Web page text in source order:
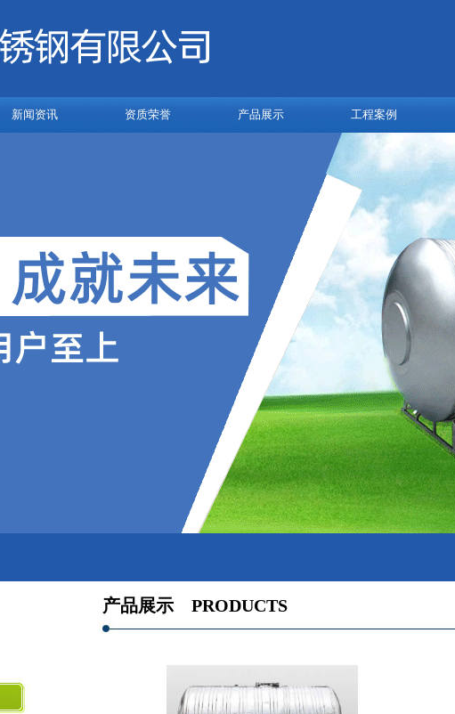
新闻资讯 资质荣誉 产品展示 工程案例
产品展示 PRODUCTS